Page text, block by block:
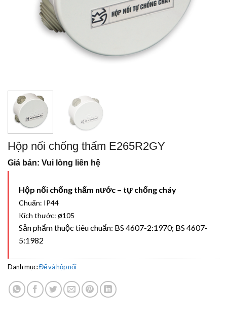
Hộp nối chống thấm E265R2GY
Giá bán: Vui lòng liên hệ
Hộp nối chống thấm nước – tự chống cháy
Chuẩn: IP44
Kích thước: ø105
Sản phẩm thuộc tiêu chuẩn: BS 4607-2:1970; BS 4607-
5:1982
Danh mục:Đế và hộp nối